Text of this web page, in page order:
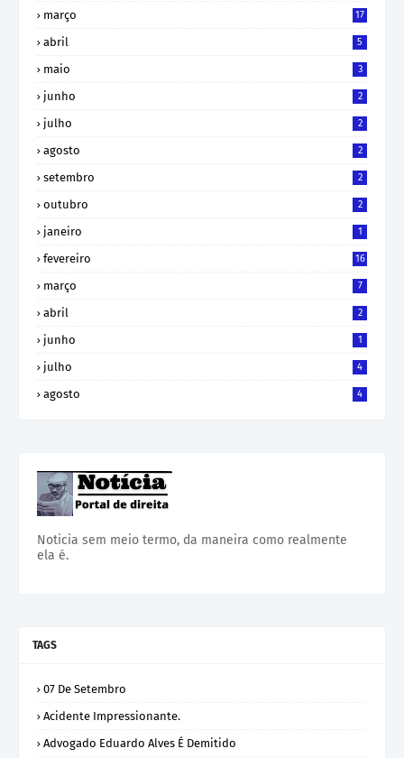
março 17
abril 5
maio 3
junho 2
julho 2
agosto 2
setembro 2
outubro 2
janeiro 1
fevereiro 16
março 7
abril 2
junho 1
julho 4
agosto 4
Noticia sem meio termo, da maneira como realmente
ela é.
TAGS
07 De Setembro
Acidente Impressionante.
Advogado Eduardo Alves É Demitido